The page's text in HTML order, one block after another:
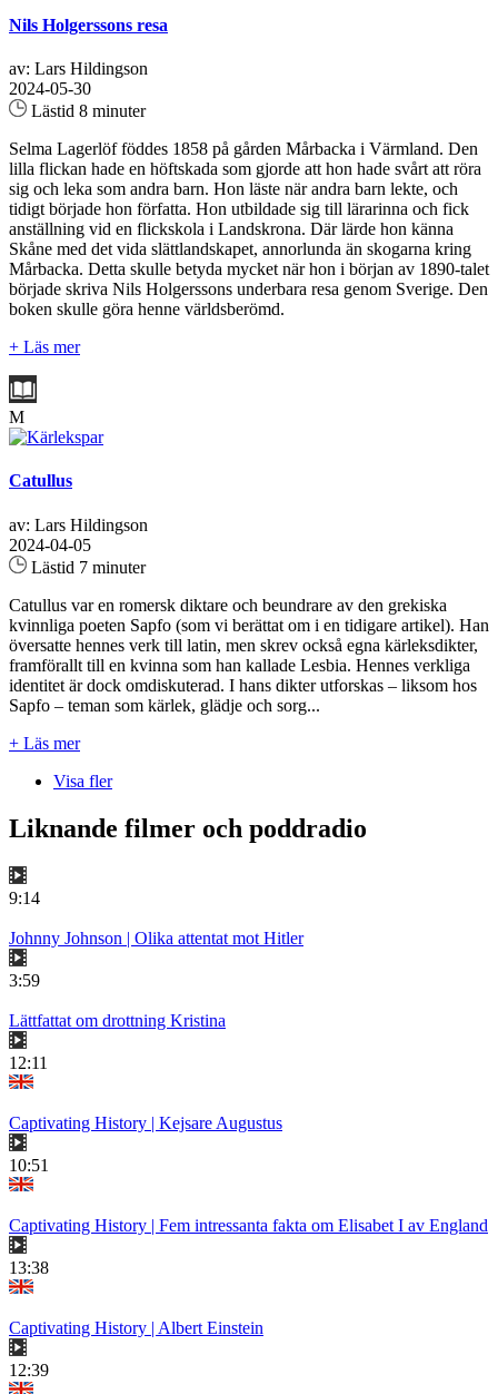
Nils Holgerssons resa
av: Lars Hildingson
2024-05-30
Lästid 8 minuter
Selma Lagerlöf föddes 1858 på gården Mårbacka i Värmland. Den
lilla flickan hade en höftskada som gjorde att hon hade svårt att röra
sig och leka som andra barn. Hon läste när andra barn lekte, och
tidigt började hon författa. Hon utbildade sig till lärarinna och fick
anställning vid en flickskola i Landskrona. Där lärde hon känna
Skåne med det vida slättlandskapet, annorlunda än skogarna kring
Mårbacka. Detta skulle betyda mycket när hon i början av 1890-talet
började skriva Nils Holgerssons underbara resa genom Sverige. Den
boken skulle göra henne världsberömd.
+ Läs mer
M
Catullus
av: Lars Hildingson
2024-04-05
Lästid 7 minuter
Catullus var en romersk diktare och beundrare av den grekiska
kvinnliga poeten Sapfo (som vi berättat om i en tidigare artikel). Han
översatte hennes verk till latin, men skrev också egna kärleksdikter,
framförallt till en kvinna som han kallade Lesbia. Hennes verkliga
identitet är dock omdiskuterad. I hans dikter utforskas – liksom hos
Sapfo – teman som kärlek, glädje och sorg...
+ Läs mer
Visa fler
Liknande filmer och poddradio
9:14
Johnny Johnson | Olika attentat mot Hitler
3:59
Lättfattat om drottning Kristina
12:11
Captivating History | Kejsare Augustus
10:51
Captivating History | Fem intressanta fakta om Elisabet I av England
13:38
Captivating History | Albert Einstein
12:39